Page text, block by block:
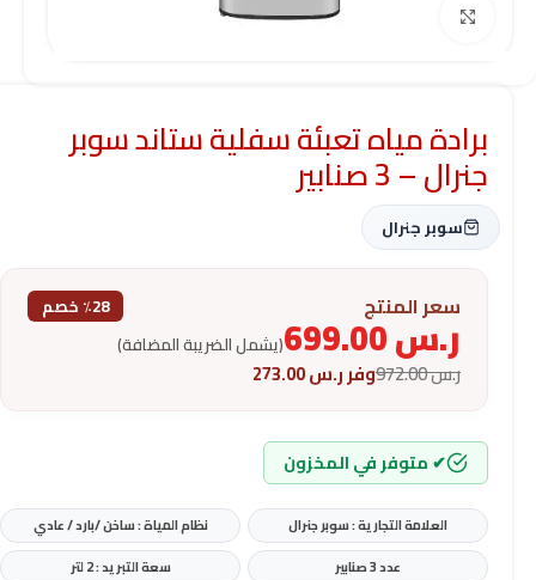
Click to enlarge
برادة مياه تعبئة سفلية ستاند سوبر
جنرال – 3 صنابير
سوبر جنرال
سعر المنتج ٪28 خصم
ر.س (يشمل الضريبة المضافة)
ر.س972.00 وفرر.س
✔ متوفر في المخزون
العلامة التجارية : سوبر جنرال
نظام المياة : ساخن /بارد / عادي
عدد 3 صنابير
سعة التبريد : 2 لتر